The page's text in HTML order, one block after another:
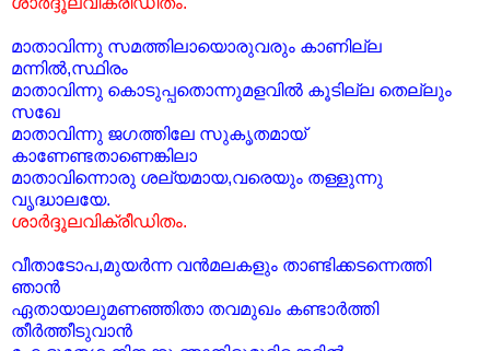
മാതാവിന്നു സമത്തിലായൊരുവരും കാണില്ല
മന്നില്‍,സ്ഥിരം
മാതാവിന്നു കൊടുപ്പതൊന്നുമളവില്‍ കൂടില്ല തെല്ലും
സഖേ
മാതാവിന്നു ജഗത്തിലേ സുകൃതമായ്
കാണേണ്ടതാണെങ്കിലാ
മാതാവിന്നൊരു ശല്യമായ,വരെയും തള്ളുന്നു
വൃദ്ധാലയേ.
ശാര്‍ദ്ദൂലവിക്രീഡിതം.
വീതാടോപ,മുയര്‍ന്ന വന്‍മലകളും താണ്ടിക്കടന്നെത്തി
ഞാന്‍
ഏതായാലുമണഞ്ഞിതാ തവമുഖം കണ്ടാര്‍ത്തി
തീര്‍ത്തീടുവാന്‍